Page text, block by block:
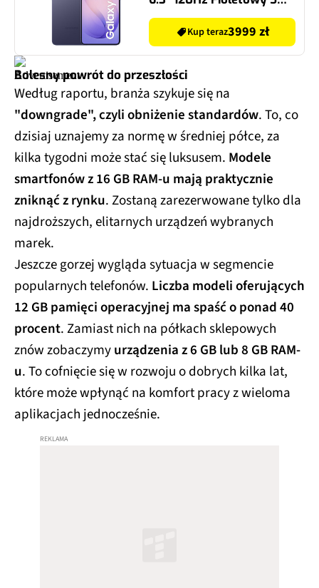
S942
Kup teraz3999 zł
Bolesny powrót do przeszłości
Według raportu, branża szykuje się na
"downgrade", czyli obniżenie standardów. To, co
dzisiaj uznajemy za normę w średniej półce, za
kilka tygodni może stać się luksusem. Modele
smartfonów z 16 GB RAM-u mają praktycznie
zniknąć z rynku. Zostaną zarezerwowane tylko dla
najdroższych, elitarnych urządzeń wybranych
marek.
Jeszcze gorzej wygląda sytuacja w segmencie
popularnych telefonów. Liczba modeli oferujących
12 GB pamięci operacyjnej ma spaść o ponad 40
procent. Zamiast nich na półkach sklepowych
znów zobaczymyurządzenia z 6 GB lub 8 GB RAM-
u. To cofnięcie się w rozwoju o dobrych kilka lat,
które może wpłynąć na komfort pracy z wieloma
aplikacjach jednocześnie.